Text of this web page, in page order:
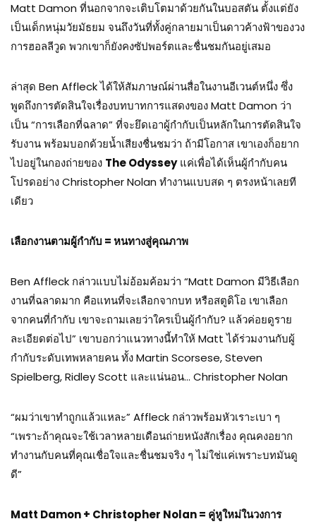
Matt Damon ที่นอกจากจะเติบโตมาด้วยกันในบอสตัน ตั้งแต่ยัง
เป็นเด็กหนุ่มวัยมัธยม จนถึงวันที่ทั้งคู่กลายมาเป็นดาวค้างฟ้าของวง
การฮอลลีวูด พวกเขาก็ยังคงซัปพอร์ตและชื่นชมกันอยู่เสมอ
ล่าสุด Ben Affleck ได้ให้สัมภาษณ์ผ่านสื่อในงานอีเวนต์หนึ่ง ซึ่ง
พูดถึงการตัดสินใจเรื่องบทบาทการแสดงของ Matt Damon ว่า
เป็น “การเลือกที่ฉลาด” ที่จะยึดเอาผู้กำกับเป็นหลักในการตัดสินใจ
รับงาน พร้อมบอกด้วยน้ำเสียงชื่นชมว่า ถ้ามีโอกาส เขาเองก็อยาก
ไปอยู่ในกองถ่ายของ The Odysseyแค่เพื่อได้เห็นผู้กำกับคน
โปรดอย่าง Christopher Nolan ทำงานแบบสด ๆ ตรงหน้าเลยที
เดียว
เลือกงานตามผู้กำกับ = หนทางสู่คุณภาพ
Ben Affleck กล่าวแบบไม่อ้อมค้อมว่า “Matt Damon มีวิธีเลือก
งานที่ฉลาดมาก คือแทนที่จะเลือกจากบท หรือสตูดิโอ เขาเลือก
จากคนที่กำกับ เขาจะถามเลยว่าใครเป็นผู้กำกับ? แล้วค่อยดูราย
ละเอียดต่อไป” เขาบอกว่าแนวทางนี้ทำให้ Matt ได้ร่วมงานกับผู้
กำกับระดับเทพหลายคน ทั้ง Martin Scorsese, Steven
Spielberg, Ridley Scott และแน่นอน… Christopher Nolan
“ผมว่าเขาทำถูกแล้วแหละ” Affleck กล่าวพร้อมหัวเราะเบา ๆ
“เพราะถ้าคุณจะใช้เวลาหลายเดือนถ่ายหนังสักเรื่อง คุณคงอยาก
ทำงานกับคนที่คุณเชื่อใจและชื่นชมจริง ๆ ไม่ใช่แค่เพราะบทมันดู
ดี”
Matt Damon + Christopher Nolan = คู่หูใหม่ในวงการ